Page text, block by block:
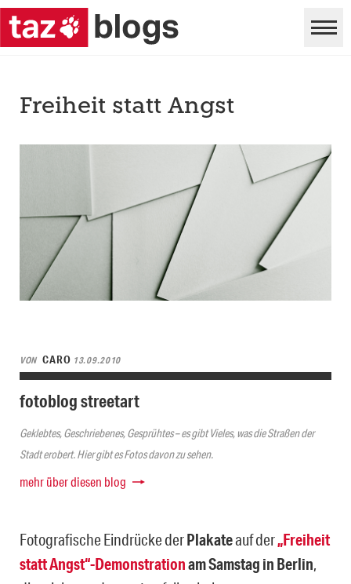
Freiheit statt Angst
VON CARO 13.09.2010
fotoblog streetart
Geklebtes, Geschriebenes, Gesprühtes – es gibt Vieles, was die Straßen der
Stadt erobert. Hier gibt es Fotos davon zu sehen.
mehr über diesen blog
Fotografische Eindrücke derPlakateauf der„Freiheit
statt Angst“-Demonstrationam Samstag in Berlin,